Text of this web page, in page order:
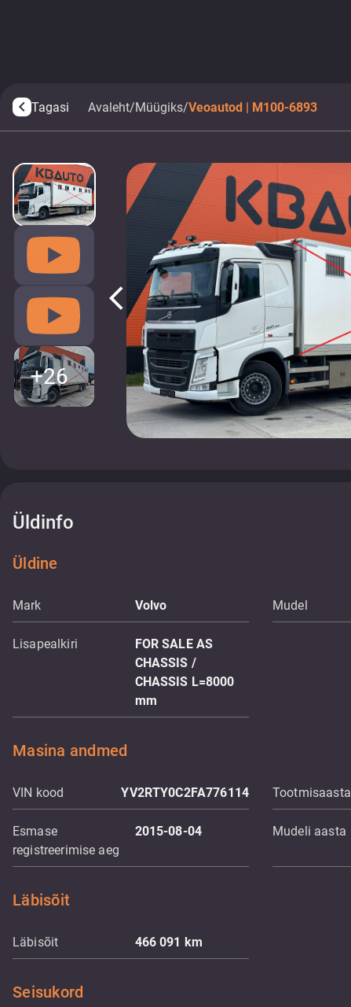
arrow_back_ios Tagasi Avaleht/Müügiks/Veoautod | M100-6893
arrow_back_ios
+26
Üldinfo
Üldine
Mark Volvo Mudel
Lisapealkiri
FOR SALE AS
CHASSIS /
CHASSIS L=8000
mm
Masina andmed
VIN kood YV2RTY0C2FA776114 Tootmisaasta
Esmase
registreerimise aeg
2015-08-04 Mudeli aasta
Läbisõit
Läbisõit 466 091 km
Seisukord